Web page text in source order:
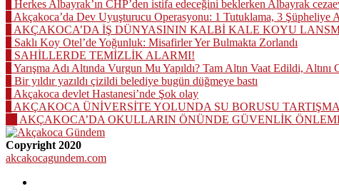
Herkes Albayrak’ın CHP’den istifa edeceğini beklerken Albayrak
Akçakoca’da Dev Uyuşturucu Operasyonu: 1 Tutuklama, 3 Şüpheliye
AKÇAKOCA’DA İŞ DÜNYASININ KALBİ KALE KOYU
Saklı Koy Otel’de Yoğunluk: Misafirler Yer Bulmakta Zorlandı
SAHİLLERDE TEMİZLİK ALARMI!
Yarışma Adı Altında Vurgun Mu Yapıldı? Tam Altın Vaat Edildi, Altını
Bir yıldır yazıldı çizildi belediye bugün düğmeye bastı
Akçakoca devlet Hastanesi’nde Şok olay
AKÇAKOCA ÜNİVERSİTE YOLUNDA SU BORUSU
AKÇAKOCA’DA OKULLARIN ÖNÜNDE GÜVENLİK
Copyright 2020
akcakocagundem.com